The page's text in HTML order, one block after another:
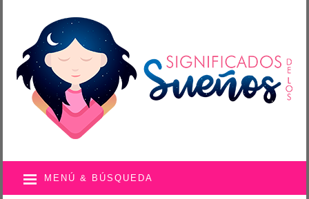
MENÚ & BÚSQUEDA